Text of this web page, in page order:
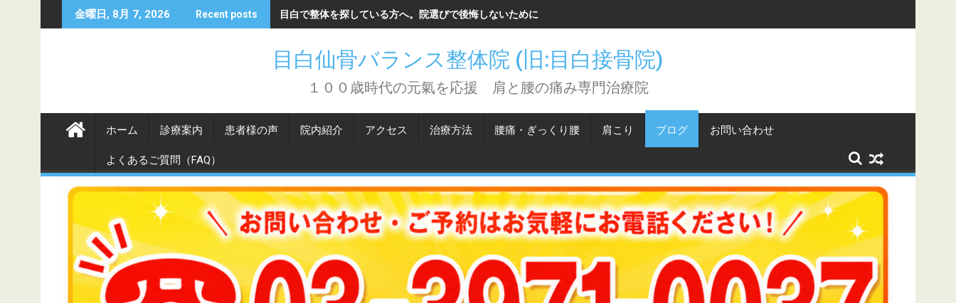
to
金曜日, 8月 7, 2026 Recent posts 目白で整体を探している方へ。院選びで後悔しないために知っておいてほしいこと。
目白仙骨バランス整体院 (旧:目白接骨院)
１００歳時代の元氣を応援 肩と腰の痛み専門治療院
ホーム 診療案内 患者様の声 院内紹介 アクセス 治療方法 腰痛・ぎっくり腰 肩こり ブログ お問い合わせ
よくあるご質問（FAQ）